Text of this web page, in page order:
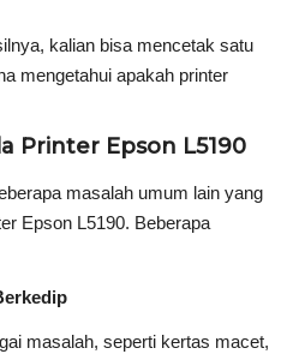
kalian bisa mencetak satu
mengetahui apakah printer
Printer Epson L5190
masalah umum lain yang
Epson L5190. Beberapa
masalah, seperti kertas macet,